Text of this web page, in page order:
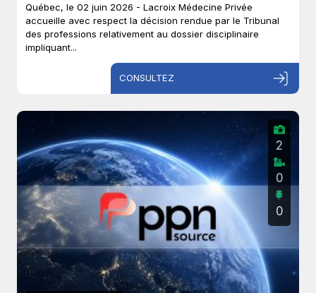
de procédures disciplinaires.
Québec, le 02 juin 2026 - Lacroix Médecine Privée
accueille avec respect la décision rendue par le Tribunal
des professions relativement au dossier disciplinaire
impliquant...
CONSULTEZ
2
0
0